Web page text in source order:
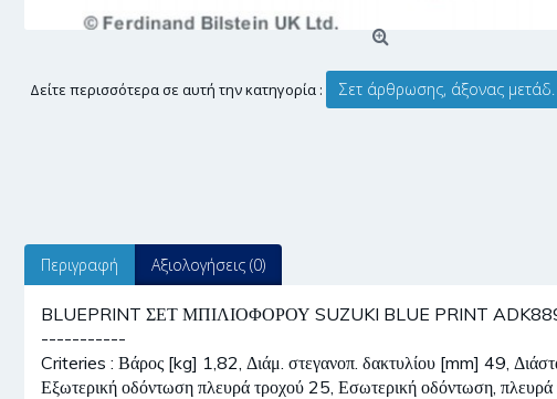
Δείτε περισσότερα σε αυτή την κατηγορία : Σετ άρθρωσης, άξονας μετάδ.
Περιγραφή Αξιολογήσεις (0)
BLUEPRINT ΣΕΤ ΜΠΙΛΙΟΦΟΡΟΥ SUZUKI BLUE PRINT
-----------
Criteries : Βάρος [kg] 1,82, Διάμ. στεγανοπ. δακτυλίου [mm] 49,
Εξωτερική οδόντωση πλευρά τροχού 25, Εσωτερική οδόντωση,